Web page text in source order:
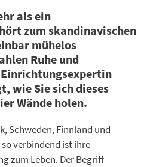
als ein
zum skandinavischen
mühelos
Ruhe und
wie Sie sich dieses
Wände holen.
Schweden, Finnland und
verbindend ist ihre
zum Leben. Der Begriff